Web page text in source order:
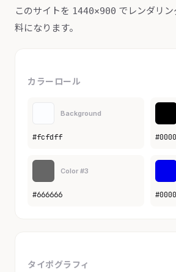
このサイトを 1440×900 でレンダリ
料になります。
カラーロール
Background
#fcfdff
Color #3
#666666
タイポグラフィ